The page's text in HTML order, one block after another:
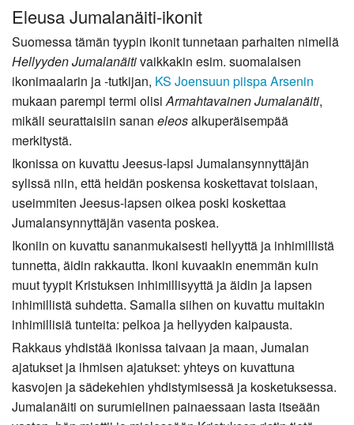
Eleusa Jumalanäiti-ikonit
Suomessa tämän tyypin ikonit tunnetaan parhaiten nimellä
Hellyyden Jumalanäitivaikkakin esim. suomalaisen
ikonimaalarin ja -tutkijan, KS Joensuun piispa Arsenin
mukaan parempi termi olisi Armahtavainen Jumalanäiti,
mikäli seurattaisiin sanan eleosalkuperäisempää
merkitystä.
Ikonissa on kuvattu Jeesus-lapsi Jumalansynnyttäjän
sylissä niin, että heidän poskensa koskettavat toisiaan,
useimmiten Jeesus-lapsen oikea poski koskettaa
Jumalansynnyttäjän vasenta poskea.
Ikoniin on kuvattu sananmukaisesti hellyyttä ja inhimillistä
tunnetta, äidin rakkautta. Ikoni kuvaakin enemmän kuin
muut tyypit Kristuksen inhimillisyyttä ja äidin ja lapsen
inhimillistä suhdetta. Samalla siihen on kuvattu muitakin
inhimillisiä tunteita: pelkoa ja hellyyden kaipausta.
Rakkaus yhdistää ikonissa taivaan ja maan, Jumalan
ajatukset ja ihmisen ajatukset: yhteys on kuvattuna
kasvojen ja sädekehien yhdistymisessä ja kosketuksessa.
Jumalanäiti on surumielinen painaessaan lasta itseään